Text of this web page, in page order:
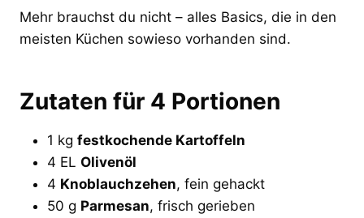
Mehr brauchst du nicht – alles Basics, die in den
meisten Küchen sowieso vorhanden sind.
Zutaten für 4 Portionen
1 kg festkochende Kartoffeln
4 EL Olivenöl
4 Knoblauchzehen, fein gehackt
50 g Parmesan, frisch gerieben